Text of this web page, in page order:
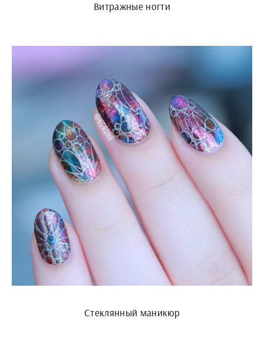
Витражные ногти
Стеклянный маникюр